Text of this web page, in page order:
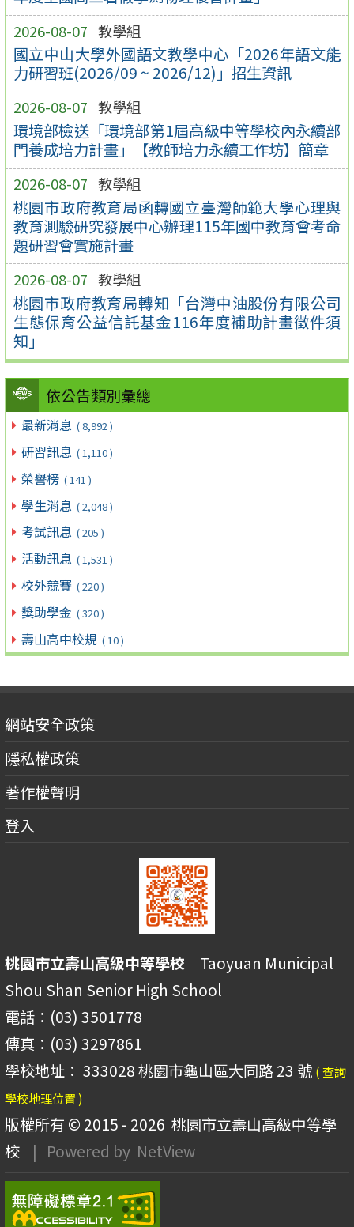
2026-08-07 教學組
國立中山大學外國語文教學中心「2026年語文能
力研習班(2026/09 ~ 2026/12)」招生資訊
2026-08-07 教學組
環境部檢送「環境部第1屆高級中等學校內永續部
門養成培力計畫」【教師培力永續工作坊】簡章
2026-08-07 教學組
桃園市政府教育局函轉國立臺灣師範大學心理與
教育測驗研究發展中心辦理115年國中教育會考命
題研習會實施計畫
2026-08-07 教學組
桃園市政府教育局轉知「台灣中油股份有限公司
生態保育公益信託基金116年度補助計畫徵件須
知」
依公告類別彙總
最新消息 ( 8,992 )
研習訊息 ( 1,110 )
榮譽榜 ( 141 )
學生消息 ( 2,048 )
考試訊息 ( 205 )
活動訊息 ( 1,531 )
校外競賽 ( 220 )
獎助學金 ( 320 )
壽山高中校規 ( 10 )
網站安全政策
隱私權政策
著作權聲明
登入
桃園市立壽山高級中等學校 Taoyuan Municipal
Shou Shan Senior High School
電話：(03) 3501778
傳真：(03) 3297861
學校地址： 333028 桃園市龜山區大同路 23 號 ( 查詢
學校地理位置 )
版權所有 © 2015 - 2026 桃園市立壽山高級中等學
校
| Powered by NetView